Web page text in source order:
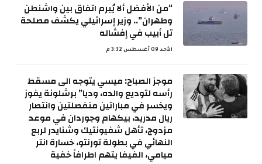
“من الأفضل ألا يُبرم اتفاق بين واشنطن
وطهران”.. وزير إسرائيلي يكشف مصلحة
تل أبيب في إفشاله
الأحد 09 أغسطس 3:32 م
موجز الصباح: ميسي يتوجه الى مسقط
رأسه لتوديع والده، وديا” برشلونة يفوز
ويخسر في مباراتين منفصلتين وانتصار
ريال مدريد، بيكهام وجوردان في موعد
مزدوج، تأهل شفيونتيك وشنايدر لربع
النهائي في بطولة تورنتو، خسارة انتر
ميامي، الفيفا يتهم اطرافاً خفية